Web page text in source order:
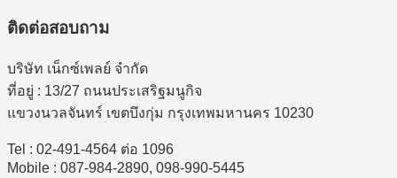
ติดต่อสอบถาม
บริษัท เน็กซ์เพลย์ จำกัด
ที่อยู่ : 13/27 ถนนประเสริฐมนูกิจ
แขวงนวลจันทร์ เขตบึงกุ่ม กรุงเทพมหานคร 10230
Tel : 02-491-4564 ต่อ 1096
Mobile : 087-984-2890, 098-990-5445